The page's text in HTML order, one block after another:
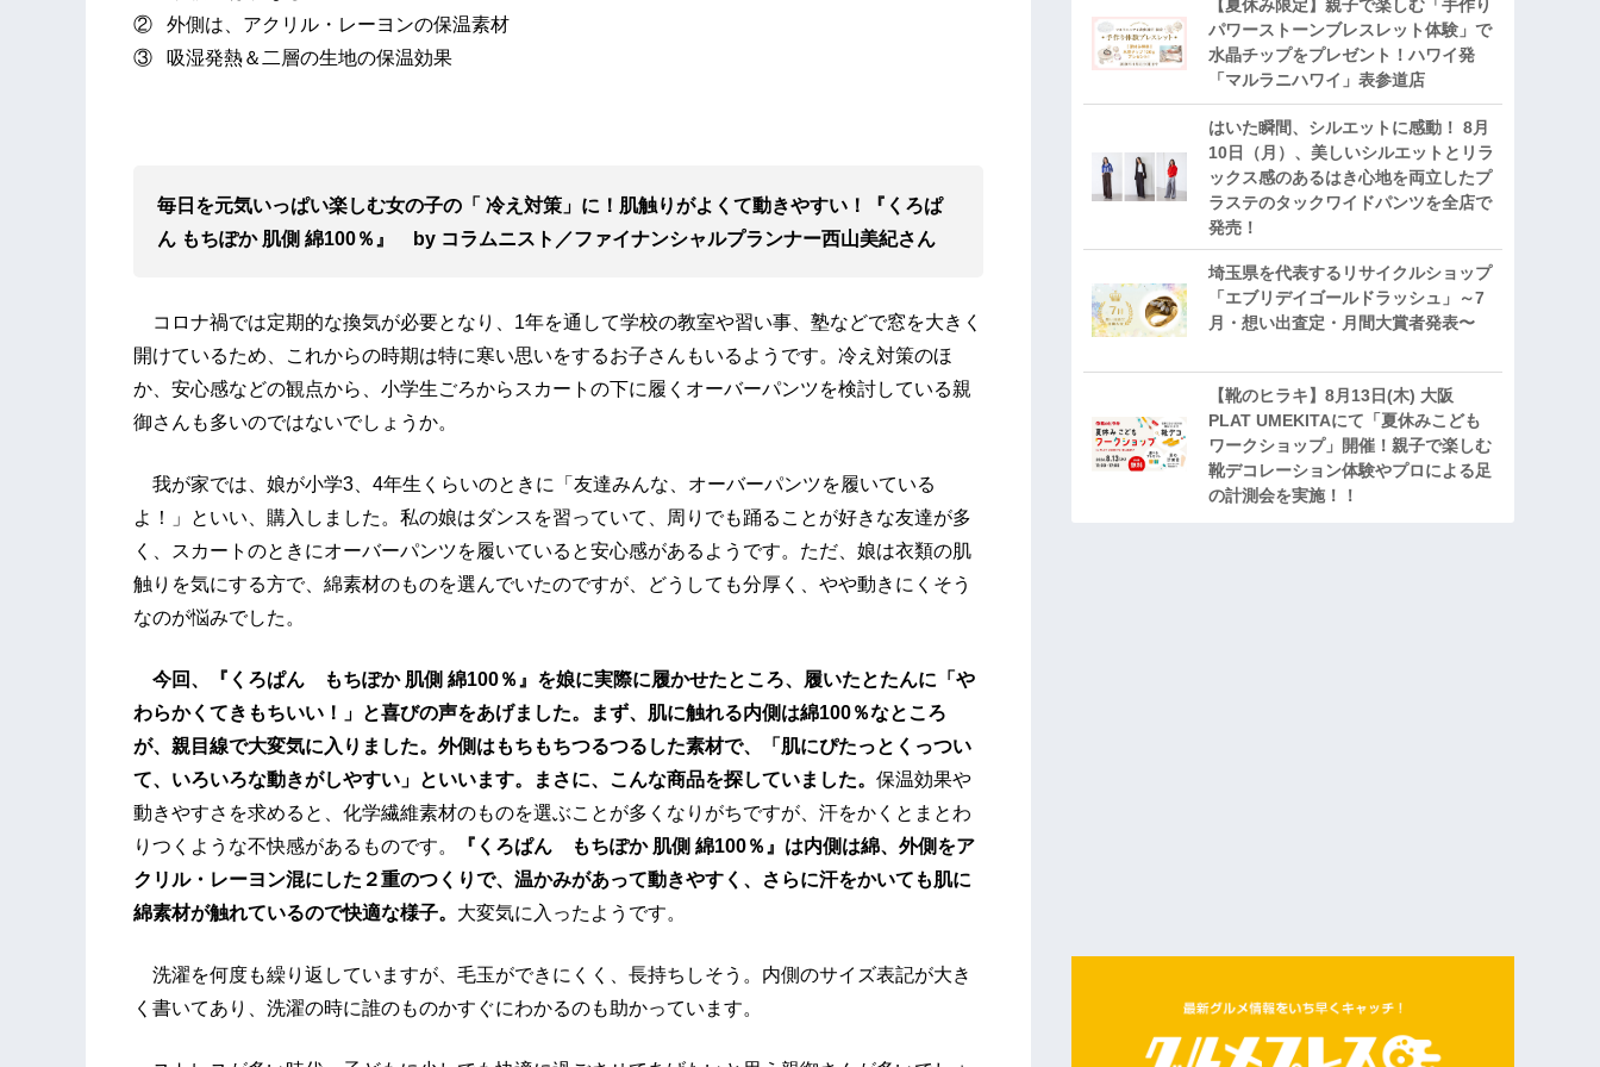
② 外側は、アクリル・レーヨンの保温素材
③ 吸湿発熱＆二層の生地の保温効果
毎日を元気いっぱい楽しむ女の子の「 冷え対策」に！肌触りがよくて動きやすい！
『くろぱ
ん もちぽか 肌側 綿100％』 by コラムニスト／ファイナンシャルプランナー西山美紀さん
コロナ禍では定期的な換気が必要となり、1年を通して学校の教室や習い事、塾などで窓を大きく
開けているため、これからの時期は特に寒い思いをするお子さんもいるようです。冷え対策のほ
か、安心感などの観点から、小学生ごろからスカートの下に履くオーバーパンツを検討している親
御さんも多いのではないでしょうか。
我が家では、娘が小学3、4年生くらいのときに「友達みんな、オーバーパンツを履いている
よ！」といい、購入しました。私の娘はダンスを習っていて、周りでも踊ることが好きな友達が多
く、スカートのときにオーバーパンツを履いていると安心感があるようです。ただ、娘は衣類の肌
触りを気にする方で、綿素材のものを選んでいたのですが、どうしても分厚く、やや動きにくそう
なのが悩みでした。
今回、『くろぱん もちぽか 肌側 綿100％』を娘に実際に履かせたところ、履いたとたんに「や
わらかくてきもちいい！」と喜びの声をあげました。まず、肌に触れる内側は綿100％なところ
が、親目線で大変気に入りました。外側はもちもちつるつるした素材で、「肌にぴたっとくっつい
て、いろいろな動きがしやすい」といいます。まさに、こんな商品を探していました。 保温効果や
動きやすさを求めると、化学繊維素材のものを選ぶことが多くなりがちですが、汗をかくとまとわ
りつくような不快感があるものです。
『くろぱん もちぽか 肌側 綿100％』は内側は綿、外側をア
クリル・レーヨン混にした２重のつくりで、温かみがあって動きやすく、さらに汗をかいても肌に
綿素材が触れているので快適な様子。 大変気に入ったようです。
洗濯を何度も繰り返していますが、毛玉ができにくく、長持ちしそう。内側のサイズ表記が大き
く書いてあり、洗濯の時に誰のものかすぐにわかるのも助かっています。
【夏休み限定】親子で楽しむ「手作り
パワーストーンブレスレット体験」で
水晶チップをプレゼント！ハワイ発
「マルラニハワイ」表参道店
はいた瞬間、シルエットに感動！ 8月
10日（月）、美しいシルエットとリラ
ックス感のあるはき心地を両立したプ
ラステのタックワイドパンツを全店で
発売！
埼玉県を代表するリサイクルショップ
「エブリデイゴールドラッシュ」～7
月・想い出査定・月間大賞者発表〜
【靴のヒラキ】8月13日(木) 大阪
PLAT UMEKITAにて「夏休みこども
ワークショップ」開催！親子で楽しむ
靴デコレーション体験やプロによる足
の計測会を実施！！